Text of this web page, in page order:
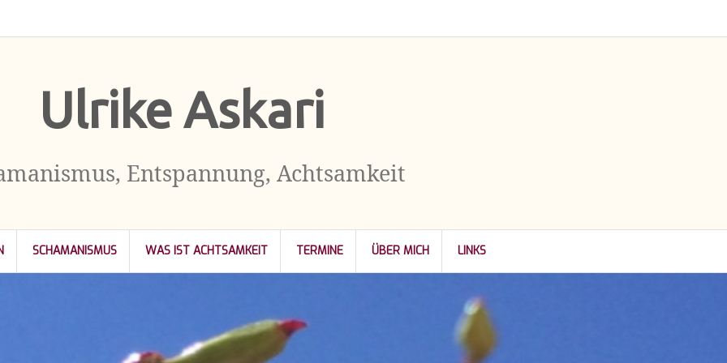
Ulrike Askari
Entspannung, Achtsamkeit
SCHAMANISMUS WAS IST ACHTSAMKEIT TERMINE ÜBER MICH LINKS